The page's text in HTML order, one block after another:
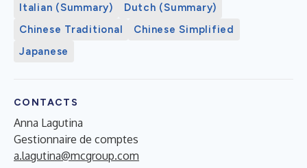
Italian (Summary)
Dutch (Summary)
Chinese Traditional
Chinese Simplified
Japanese
CONTACTS
Anna Lagutina
Gestionnaire de comptes
a.lagutina@mcgroup.com